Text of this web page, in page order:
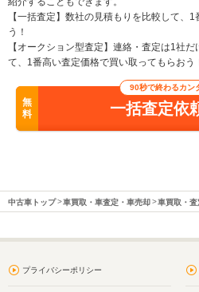
【一括査定】数社の見積もりを比較して、
う！
【オークション型査定】連絡・査定は1社
て、1番高い査定価格で買い取ってもらおう
無
料
90秒で終わるカン
一括査定依
中古車トップ 車買取・車査定・車売却 車買取・
プライバシーポリシー